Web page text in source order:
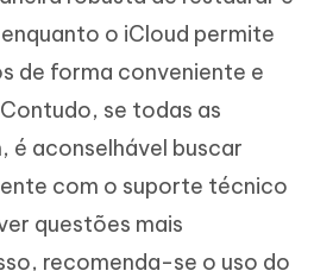
o iCloud permite
de forma conveniente e
se todas as
é aconselhável buscar
com o suporte técnico
questões mais
recomenda-se o uso do